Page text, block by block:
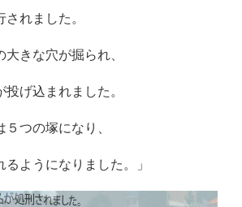
されました。
きな穴が掘られ、
げ込まれました。
つの塚になり、
るようになりました。」